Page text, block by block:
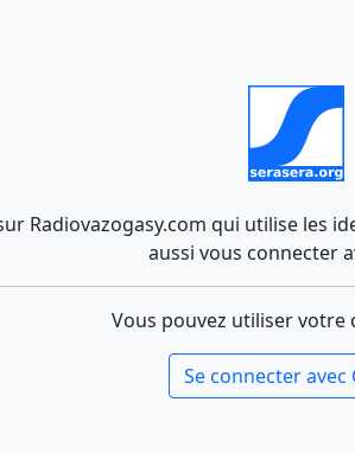
Radiovazogasy.com qui utilise les
aussi vous connecter
Vous pouvez utiliser votre
Se connecter avec